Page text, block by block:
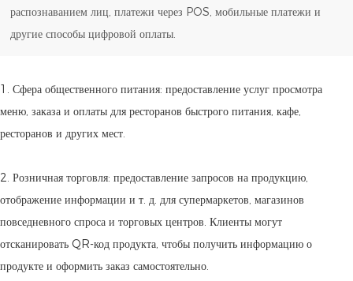
распознаванием лиц, платежи через POS, мобильные платежи и
другие способы цифровой оплаты.
1. Сфера общественного питания: предоставление услуг просмотра
меню, заказа и оплаты для ресторанов быстрого питания, кафе,
ресторанов и других мест.
2. Розничная торговля: предоставление запросов на продукцию,
отображение информации и т. д. для супермаркетов, магазинов
повседневного спроса и торговых центров. Клиенты могут
отсканировать QR-код продукта, чтобы получить информацию о
продукте и оформить заказ самостоятельно.